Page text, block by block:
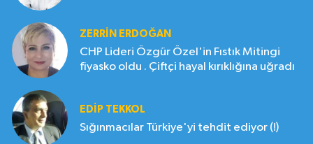
ZERRIN ERDOĞAN
CHP Lideri Özgür Özel'in Fıstık Mitingi
fiyasko oldu . Çiftçi hayal kırıklığına uğradı
EDIP TEKKOL
Sığınmacılar Türkiye'yi tehdit ediyor (!)